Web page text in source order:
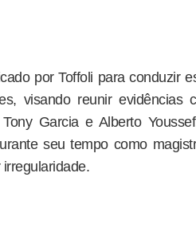
por Toffoli para conduzir
visando reunir evidências
Garcia e Alberto
seu tempo como